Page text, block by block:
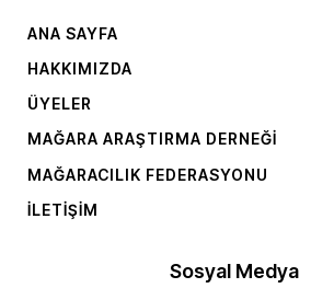
ANA SAYFA
HAKKIMIZDA
ÜYELER
MAĞARA ARAŞTIRMA DERNEĞI
MAĞARACILIK FEDERASYONU
İLETIŞIM
Sosyal Medya